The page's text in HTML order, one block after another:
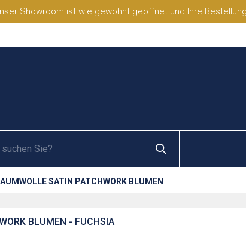
Showroom ist wie gewohnt geöffnet und Ihre
SATIN PATCHWORK BLUMEN
BLUMEN - FUCHSIA